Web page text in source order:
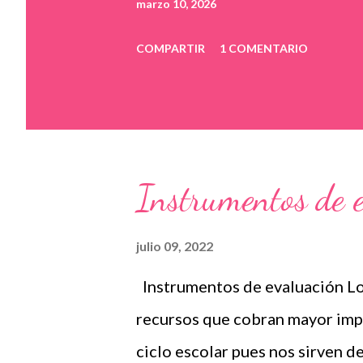
marzo 10, 2026
COMPARTIR 1 COMENTARIO
Instrumentos de
julio 09, 2022
Instrumentos de evaluación
recursos que cobran mayor
ciclo escolar pues nos sirven